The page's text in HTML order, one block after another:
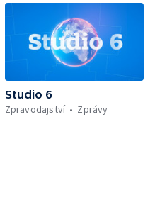
Studio 6
Zpravodajství
Zprávy